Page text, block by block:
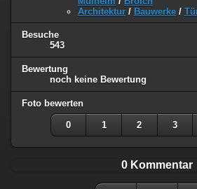
Architektur / Bauwerke /
Besuche
543
Bewertung
noch keine Bewertung
Foto bewerten
0 1 2 3
0 Kommentar